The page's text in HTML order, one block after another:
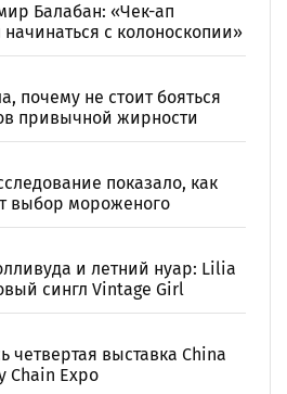
Балабан: «Чек-ап
с колоноскопии»
почему не стоит бояться
привычной жирности
показало, как
выбор мороженого
и летний нуар: Lilia
сингл Vintage Girl
четвертая выставка China
Chain Expo